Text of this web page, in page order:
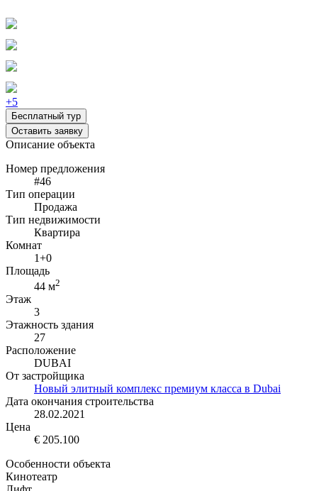
+5
Бесплатный тур
Оставить заявку
Описание объекта
Номер предложения
#46
Тип операции
Продажа
Тип недвижимости
Квартира
Комнат
1+0
Площадь
44 м2
Этаж
3
Этажность здания
27
Расположение
DUBAI
От застройщика
Новый элитный комплекс премиум класса в Dubai
Дата окончания строительства
28.02.2021
Цена
€ 205.100
Особенности объекта
Кинотеатр